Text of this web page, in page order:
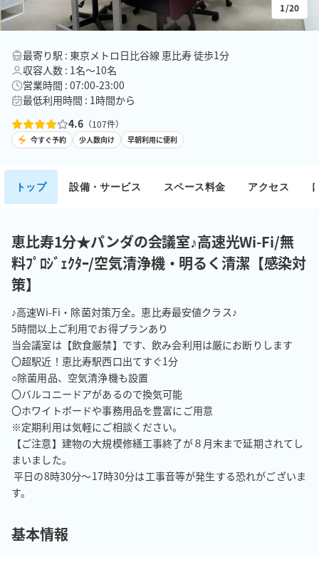
1/20
最寄り駅 : 東京メトロ日比谷線 恵比寿 徒歩1分
収容人数 : 1名〜10名
営業時間 : 07:00-23:00
最低利用時間 : 1時間から
4.6 （107件）
今すぐ予約 少人数向け 早朝利用に便利
トップ 設備・サービス スペース料金 アクセス
恵比寿1分★パンダの会議室♪高速光Wi-Fi/無
料ﾌﾟﾛｼﾞｪｸﾀｰ/空気清浄機・明るく清潔【感染対
策】
♪高速Wi-Fi・除菌対策万全。恵比寿最安値クラス♪
5時間以上ご利用でお得プランあり
当会議室は【飲食厳禁】です、飲み会利用は厳にお断りします
〇超駅近！恵比寿駅西口出てすぐ1分
○除菌用品、空気清浄機も設置
〇バルコニードアがあるので換気可能
〇ホワイトボードや事務用品を豊富にご用意
※定期利用は気軽にご相談ください。
【ご注意】建物の大規模修繕工事終了が８月末まで延期されてし
まいました。
平日の8時30分～17時30分は工事音等が発生する恐れがございま
す。
基本情報